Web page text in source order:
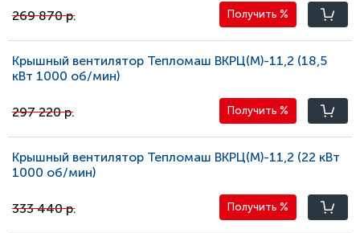
269 870 р. Получить %
Крышный вентилятор Тепломаш ВКРЦ(М)-11,2 (18,5
кВт 1000 oб/мин)
297 220 р. Получить %
Крышный вентилятор Тепломаш ВКРЦ(М)-11,2 (22 кВт
1000 oб/мин)
333 440 р. Получить %